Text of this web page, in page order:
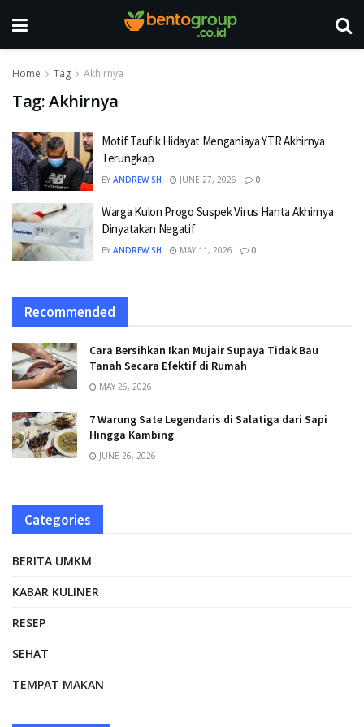
Home Tag Akhirnya
Tag:Akhirnya
Motif Taufik Hidayat Menganiaya YTR Akhirnya
Terungkap
BY ANDREW SH JUNE 27, 2026 0
Warga Kulon Progo Suspek Virus Hanta Akhirnya
Dinyatakan Negatif
BY ANDREW SH MAY 11, 2026 0
Recommended
Cara Bersihkan Ikan Mujair Supaya Tidak Bau
Tanah Secara Efektif di Rumah
MAY 26, 2026
7 Warung Sate Legendaris di Salatiga dari Sapi
Hingga Kambing
JUNE 26, 2026
Categories
BERITA UMKM
KABAR KULINER
RESEP
SEHAT
TEMPAT MAKAN